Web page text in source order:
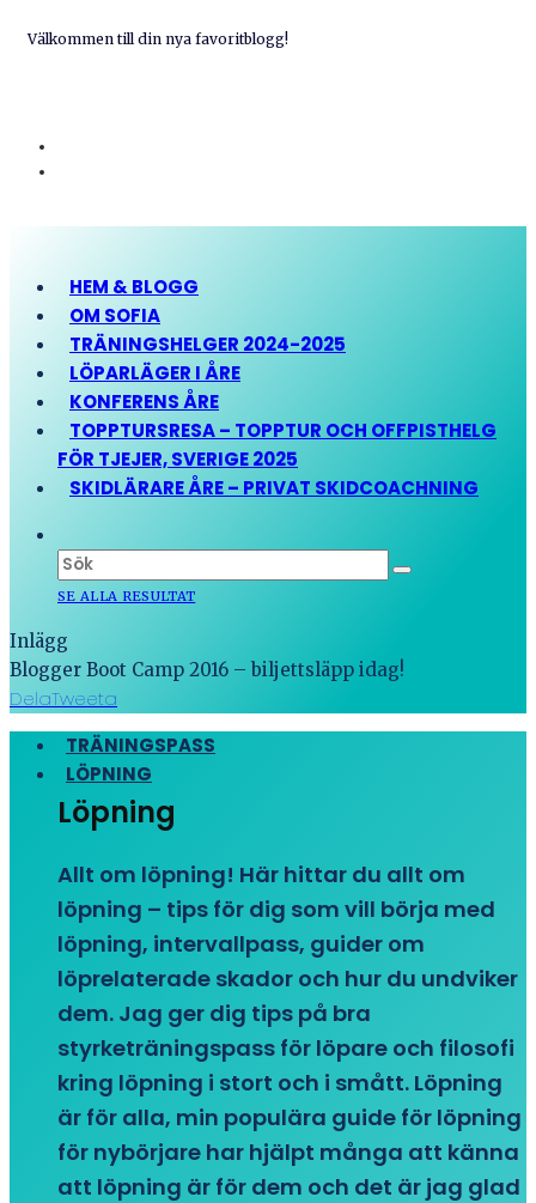
Välkommen till din nya favoritblogg!
HEM & BLOGG
OM SOFIA
TRÄNINGSHELGER 2024-2025
LÖPARLÄGER I ÅRE
KONFERENS ÅRE
TOPPTURSRESA – TOPPTUR OCH OFFPISTHELG
FÖR TJEJER, SVERIGE 2025
SKIDLÄRARE ÅRE – PRIVAT SKIDCOACHNING
SE ALLA RESULTAT
Inlägg
Blogger Boot Camp 2016 – biljettsläpp idag!
DelaTweeta
TRÄNINGSPASS
LÖPNING
Löpning
Allt om löpning! Här hittar du allt om
löpning – tips för dig som vill börja med
löpning, intervallpass, guider om
löprelaterade skador och hur du undviker
dem. Jag ger dig tips på bra
styrketräningspass för löpare och filosofi
kring löpning i stort och i smått. Löpning
är för alla, min populära guide för löpning
för nybörjare har hjälpt många att känna
att löpning är för dem och det är jag glad